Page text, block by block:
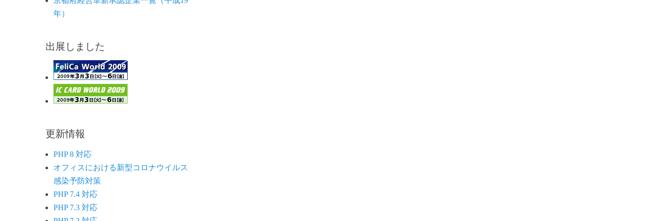
年）
出展しました
更新情報
PHP 8 対応
オフィスにおける新型コロナウイルス
感染予防対策
PHP 7.4 対応
PHP 7.3 対応